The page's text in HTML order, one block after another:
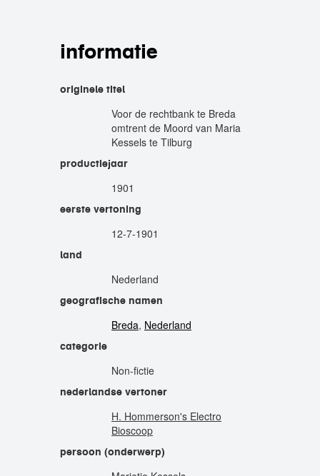
informatie
originele titel
Voor de rechtbank te Breda
omtrent de Moord van Maria
Kessels te Tilburg
productiejaar
1901
eerste vertoning
12-7-1901
land
Nederland
geografische namen
Breda, Nederland
categorie
Non-fictie
nederlandse vertoner
H. Hommerson's Electro
Bioscoop
persoon (onderwerp)